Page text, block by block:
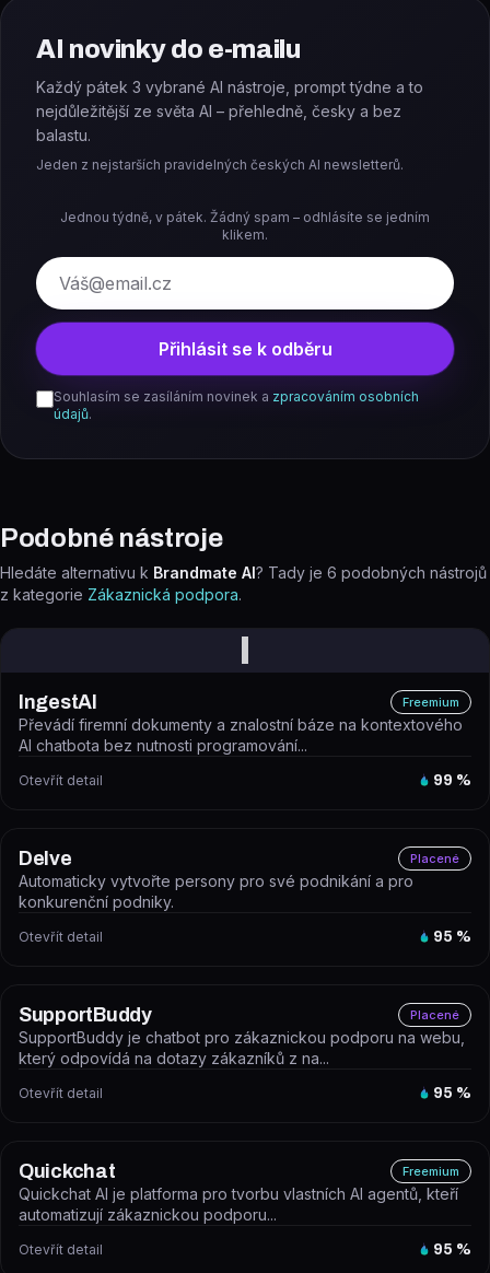
AI novinky do e-mailu
Každý pátek 3 vybrané AI nástroje, prompt týdne a to
nejdůležitější ze světa AI – přehledně, česky a bez
balastu.
Jeden z nejstarších pravidelných českých AI newsletterů.
Jednou týdně, v pátek. Žádný spam – odhlásíte se jedním
klikem.
E-mail
Přihlásit se k odběru
Souhlasím se zasíláním novinek a zpracováním osobních
údajů.
Podobné nástroje
Hledáte alternativu k Brandmate AI? Tady je 6 podobných nástrojů
z kategorie Zákaznická podpora.
I
IngestAI Freemium
Převádí firemní dokumenty a znalostní báze na kontextového
AI chatbota bez nutnosti programování...
Otevřít detail 99 %
Delve Placené
Automaticky vytvořte persony pro své podnikání a pro
konkurenční podniky.
Otevřít detail 95 %
SupportBuddy Placené
SupportBuddy je chatbot pro zákaznickou podporu na webu,
který odpovídá na dotazy zákazníků z na...
Otevřít detail 95 %
Quickchat Freemium
Quickchat AI je platforma pro tvorbu vlastních AI agentů, kteří
automatizují zákaznickou podporu...
Otevřít detail 95 %